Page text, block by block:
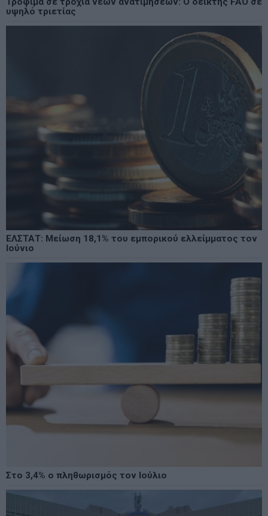
υψηλό τριετίας
ΕΛΣΤΑΤ: Μείωση 18,1% του εμπορικού ελλείμματος τον
Ιούνιο
Στο 3,4% ο πληθωρισμός τον Ιούλιο